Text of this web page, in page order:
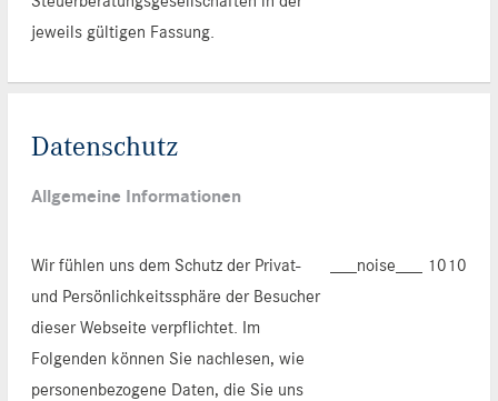
jeweils gültigen Fassung.
Datenschutz
Allgemeine Informationen
Wir fühlen uns dem Schutz der Privat-
und Persönlichkeitssphäre der Besucher
dieser Webseite verpflichtet. Im
Folgenden können Sie nachlesen, wie
personenbezogene Daten, die Sie uns
___noise___ 1010